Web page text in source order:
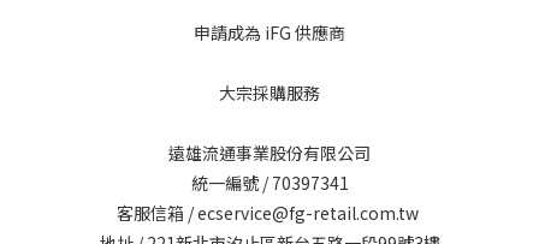
申請成為 iFG 供應商
大宗採購服務
遠雄流通事業股份有限公司
統一編號 / 70397341
客服信箱 / ecservice@fg-retail.com.tw